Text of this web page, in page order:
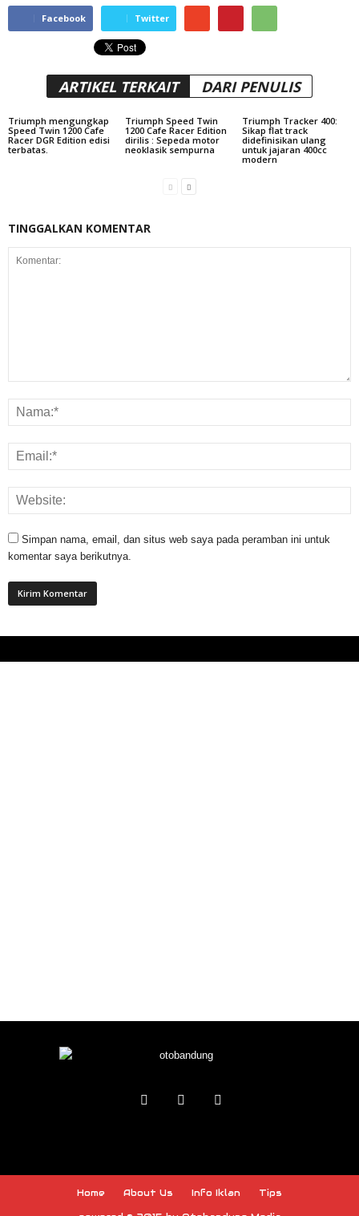
Facebook Twitter
ARTIKEL TERKAIT DARI PENULIS
Triumph mengungkap
Speed ​​Twin 1200 Cafe
Racer DGR Edition edisi
terbatas.
Triumph Speed ​​​​Twin
1200 Cafe Racer Edition
dirilis : Sepeda motor
neoklasik sempurna
Triumph Tracker 400:
Sikap flat track
didefinisikan ulang
untuk jajaran 400cc
modern
TINGGALKAN KOMENTAR
Simpan nama, email, dan situs web saya pada peramban ini untuk
komentar saya berikutnya.
Home About Us Info Iklan Tips